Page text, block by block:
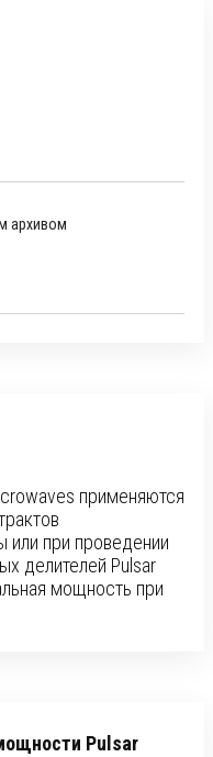
архивом
применяются
или при проведении
делителей Pulsar
мощность при
Pulsar